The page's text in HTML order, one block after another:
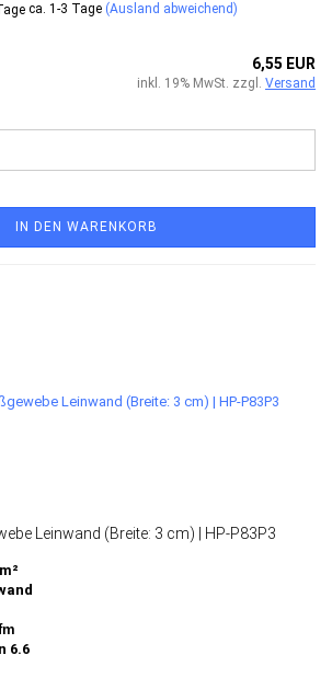
ca. 1-3 Tage (Ausland abweichend)
6,55 EUR
inkl. 19% MwSt. zzgl. Versand
IN DEN WARENKORB
Leinwand (Breite: 3 cm) | HP-P83P3
6.6